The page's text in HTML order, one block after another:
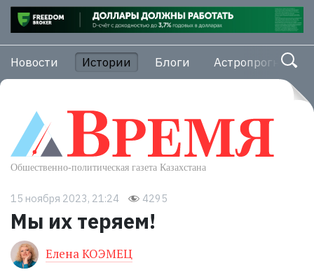
Новости Истории Блоги Астропрогноз
15 ноября 2023, 21:24 4295
Мы их теряем!
Елена КОЭМЕЦ